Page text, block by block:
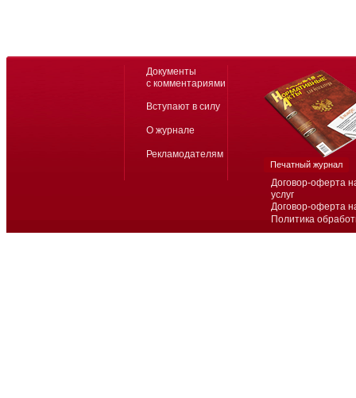
Договор-оферта
услуг
Договор-оферта
Политика
Документы
с комментариями
Вступают в силу
О журнале
Рекламодателям
Печатный журнал